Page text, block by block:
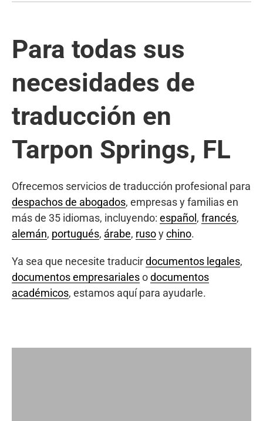
Para todas sus
necesidades de
traducción en
Tarpon Springs, FL
Ofrecemos servicios de traducción profesional para
despachos de abogados, empresas y familias en
más de 35 idiomas, incluyendo: español , francés,
alemán, portugués, árabe, rusoychino.
Ya sea que necesite traducirdocumentos legales,
documentos empresarialesodocumentos
académicos, estamos aquí para ayudarle.